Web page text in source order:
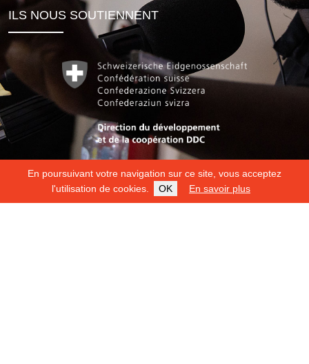
En poursuivant votre navigation sur ce site, vous acceptez
l'utilisation de cookies.
OK En savoir plus
ILS NOUS SOUTIENNENT